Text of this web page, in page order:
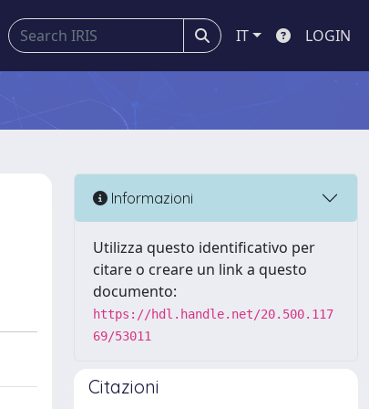
IT LOGIN
Informazioni
Utilizza questo identificativo per
citare o creare un link a questo
documento:
https://hdl.handle.net/20.500.117
69/53011
Citazioni